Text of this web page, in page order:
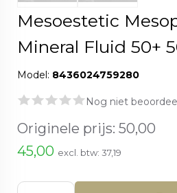
Mesoestetic
Mineral Fluid 50+
Model: 8436024759280
Nog niet
Originele prijs: 50,00
45,00 excl. btw: 37,19